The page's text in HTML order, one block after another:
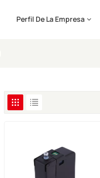
Perfil De La Empresa